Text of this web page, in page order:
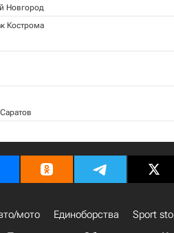
Новгород
Кострома
мото Единоборства
Sport